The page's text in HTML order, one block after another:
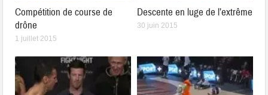
Compétition de course de
drône
1 juillet 2015
Descente en luge de l’extrême
30 juin 2015